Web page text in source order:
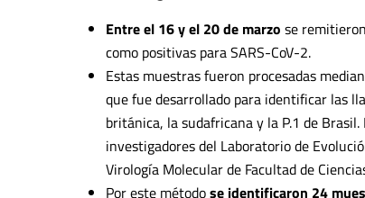
Entre el 16 y el 20 de marzo se
como positivas para SARS-CoV-2.
Estas muestras fueron procesadas
que fue desarrollado para identificar las
británica, la sudafricana y la P.1 de
investigadores del Laboratorio de
Virología Molecular de Facultad de
Por este métodose identificaron 24